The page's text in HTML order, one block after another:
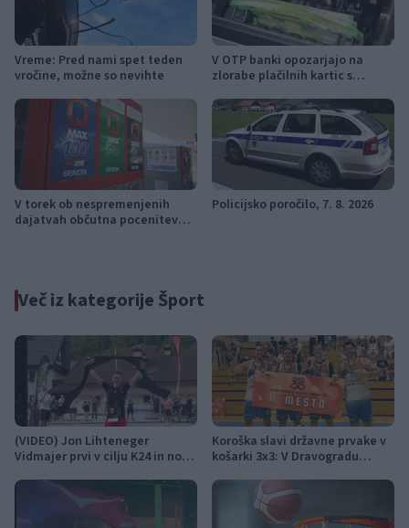
Vreme: Pred nami spet teden
vročine, možne so nevihte
V OTP banki opozarjajo na
zlorabe plačilnih kartic s
V torek ob nespremenjenih
dajatvah občutna pocenitev
Policijsko poročilo, 7. 8. 2026
Več iz kategorije Šport
(VIDEO) Jon Lihteneger
Vidmajer prvi v cilju K24 in novi
Koroška slavi državne prvake v
košarki 3x3: V Dravogradu
košarkarjev